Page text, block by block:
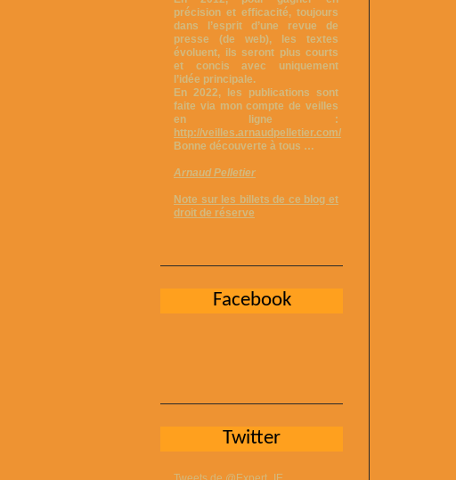
précision et efficacité, toujours
dans l’esprit d’une revue de
presse (de web), les textes
évoluent, ils seront plus courts
et concis avec uniquement
l’idée principale.
En 2022, les publications sont
faite via mon compte de veilles
en ligne :
http://veilles.arnaudpelletier.com/
Bonne découverte à tous …
Arnaud Pelletier
Note sur les billets de ce blog et
droit de réserve
Facebook
Twitter